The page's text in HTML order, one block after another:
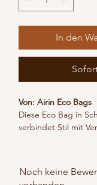
In den
Von: Airin Eco Bags
Diese Eco Bag in
verbindet Stil mit
Kunsthandwerkern
Noch keine